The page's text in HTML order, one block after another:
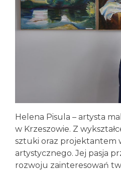
Helena Pisula – artysta
w Krzeszowie. Z
sztuki oraz projektantem
artystycznego. Jej pasja
rozwoju zainteresowań